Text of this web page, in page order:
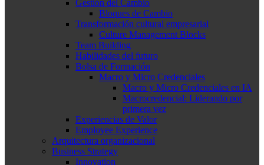
Gestión del Cambio
Bloques de Cambio
Transformación cultural empresarial
Culture Management Blocks
Team Building
Habilidades del futuro
Bolsa de Formación
Macro y Micro Credenciales
Macro y Micro Credenciales en IA
Macrocredencial: Liderando por
primera vez
Experiencias de Valor
Employee Experience
Arquitectura organizacional
Business Strategy
Innovation